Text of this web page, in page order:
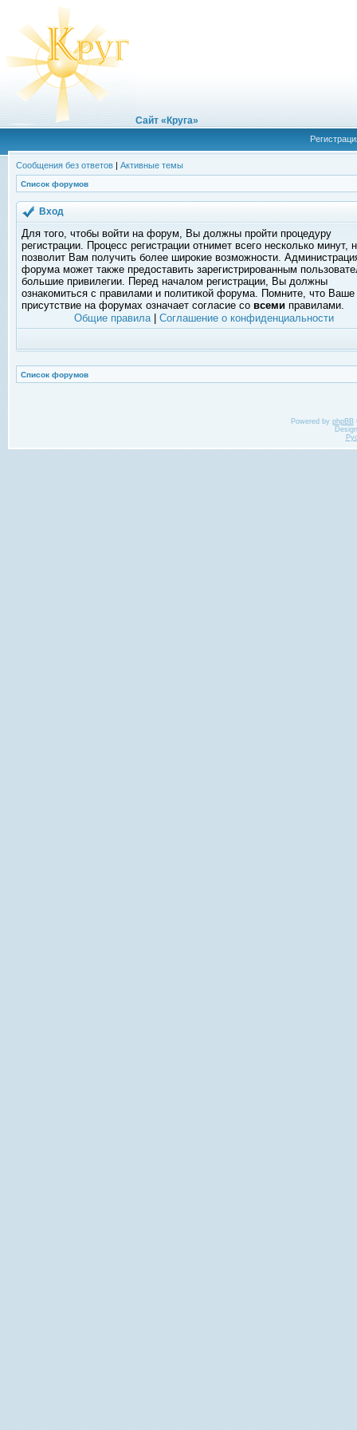
Сайт «Круга»
Сообщения без ответов | Активные темы
Список форумов
Вход
Для того, чтобы войти на форум, Вы должны пройти процедуру
регистрации. Процесс регистрации отнимет всего несколько минут,
позволит Вам получить более широкие возможности.
форума может также предоставить зарегистрированным
большие привилегии. Перед началом регистрации, Вы должны
ознакомиться с правилами и политикой форума. Помните, что Ваше
присутствие на форумах означает согласие со всеми правилами.
Общие правила| Соглашение о конфиденциальности
Список форумов
Powered by phpBB